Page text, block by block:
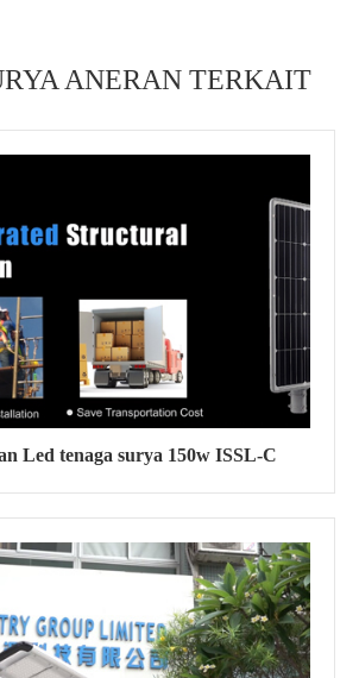
ANERAN TERKAIT
Led tenaga surya 150w ISSL-C